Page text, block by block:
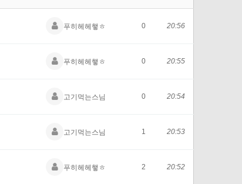
푸히헤헤햏ㅎ 0 20:56
푸히헤헤햏ㅎ 0 20:55
고기먹는스님 0 20:54
고기먹는스님 1 20:53
푸히헤헤햏ㅎ 2 20:52